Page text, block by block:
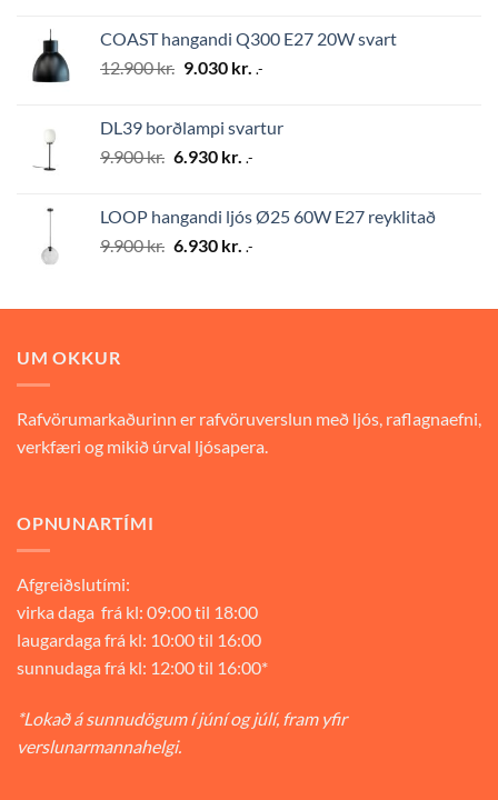
10.900 kr..7.630 kr..
COAST hangandi Q300 E27 20W svart
12.900kr. Original
12.900 kr..
9.030 kr. Current
9.030 kr..
.-
DL39 borðlampi svartur
9.900kr. Original
9.900 kr..
6.930 kr. Current
6.930 kr..
.-
LOOP hangandi ljós Ø25 60W E27 reyklitað
9.900kr. Original
9.900 kr..
6.930 kr. Current
6.930 kr..
.-
UM OKKUR
Rafvörumarkaðurinn er rafvöruverslun með ljós, raflagnaefni,
verkfæri og mikið úrval ljósapera.
OPNUNARTÍMI
Afgreiðslutími:
virka daga frá kl: 09:00 til 18:00
laugardaga frá kl: 10:00 til 16:00
sunnudaga frá kl: 12:00 til 16:00*
*Lokað á sunnudögum í júní og júlí, fram yfir
verslunarmannahelgi.